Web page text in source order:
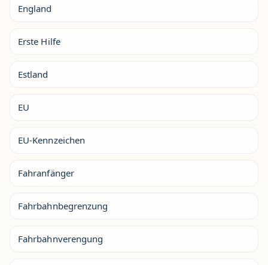
England
Erste Hilfe
Estland
EU
EU-Kennzeichen
Fahranfänger
Fahrbahnbegrenzung
Fahrbahnverengung